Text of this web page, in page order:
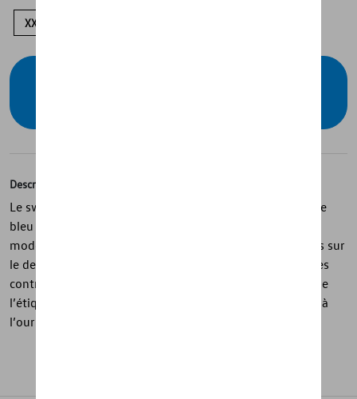
XXL
Description
Le sweat-shirt de la collection « R » est une pièce unisexe
bleu foncé en mélange coton et élasthanne, au style
moderne et sportif. Les coutures diagonales avec poches sur
le devant, les manches raglan et le col à pans avec bandes
contrastées apportent une touche dynamique, tandis que
l’étiquette R sur la couture latérale et le logo R imprimé à
l’ourlet signent discrètement la pièce.